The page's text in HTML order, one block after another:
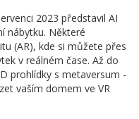
2023 představil AI
nábytku. Některé
(AR), kde si můžete přes
v reálném čase. Až do
prohlídky s metaversum -
vaším domem ve VR